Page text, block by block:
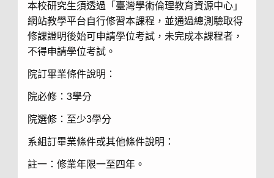
本校研究生須透過「臺灣學術倫理教育資源中心」
網站教學平台自行修習本課程，並通過總測驗取得
修課證明後始可申請學位考試，未完成本課程者，
不得申請學位考試。
院訂畢業條件說明：
院必修：3學分
院選修：至少3學分
系組訂畢業條件或其他條件說明：
註一：修業年限一至四年。